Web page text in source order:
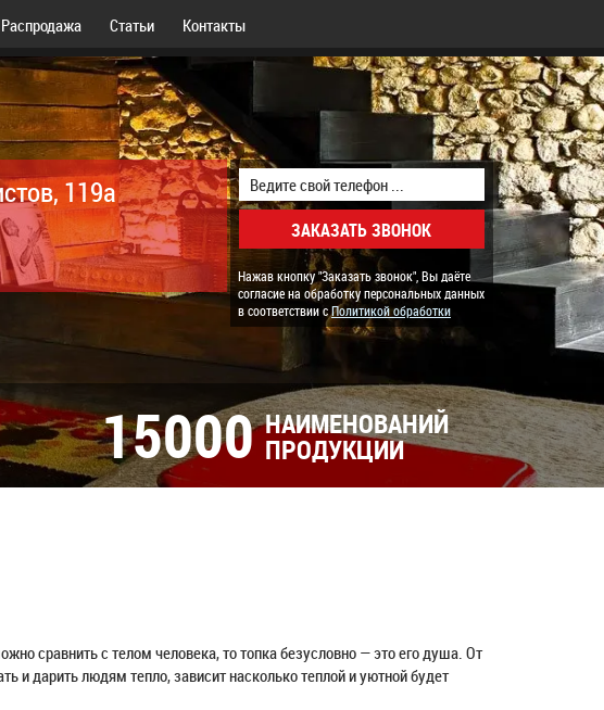
Распродажа Статьи Контакты
119а
Нажав кнопку "Заказать звонок", Вы даёте
согласие на обработку персональных данных
в соответствии сПолитикой обработки
15000 НАИМЕНОВАНИЙ
ПРОДУКЦИИ
сравнить с телом человека, то топка безусловно — это его душа. От
и дарить людям тепло, зависит насколько теплой и уютной будет